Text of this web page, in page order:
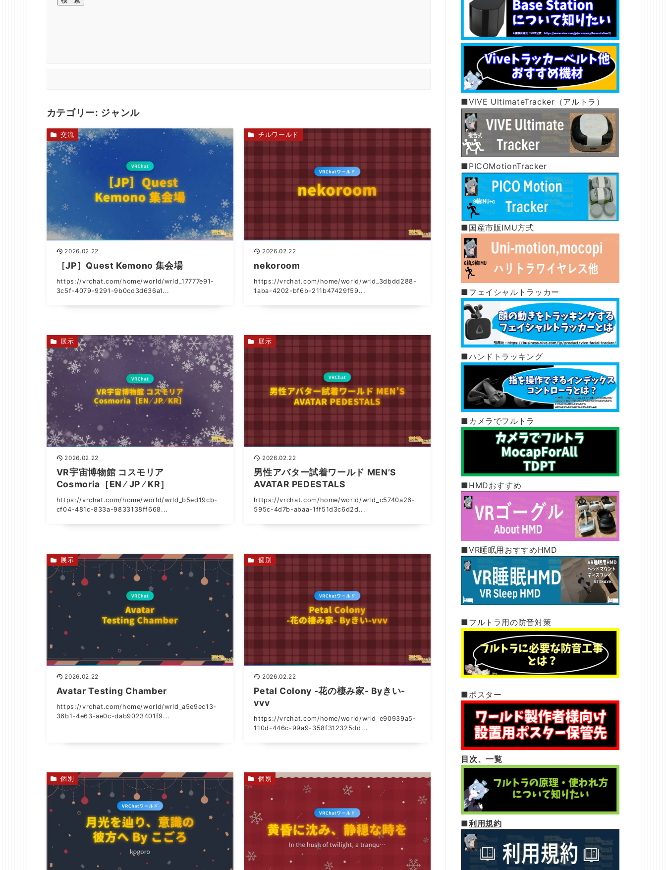
カテゴリー: ジャンル
2026.02.22
［JP］Quest Kemono 集会場
https://vrchat.com/home/world/wrld_17777e91-
3c5f-4079-9291-9b0cd3d636a1...
交流
2026.02.22
nekoroom
https://vrchat.com/home/world/wrld_3dbdd288-
1aba-4202-bf6b-211b47429f59...
チルワールド
2026.02.22
VR宇宙博物館 コスモリア
Cosmoria［EN ⁄ JP ⁄ KR］
https://vrchat.com/home/world/wrld_b5ed19cb-
cf04-481c-833a-9833138ff668...
展示
2026.02.22
男性アバター試着ワールド MEN’S
AVATAR PEDESTALS
https://vrchat.com/home/world/wrld_c5740a26-
595c-4d7b-abaa-1ff51d3c6d2d...
展示
2026.02.22
Avatar Testing Chamber
https://vrchat.com/home/world/wrld_a5e9ec13-
36b1-4e63-ae0c-dab9023401f9...
展示
2026.02.22
Petal Colony -花の棲み家- Byきい-
vvv
https://vrchat.com/home/world/wrld_e90939a5-
110d-446c-99a9-358f312325dd...
個別
個別 個別
■VIVE UltimateTracker（アルトラ）
■PICOMotionTracker
■国産市販IMU方式
■フェイシャルトラッカー
■ハンドトラッキング
■カメラでフルトラ
■HMDおすすめ
■VR睡眠用おすすめHMD
■フルトラ用の防音対策
■ポスター
目次、一覧
■利用規約